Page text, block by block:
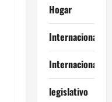
Hogar
Internacional
Internacionales
legislativo